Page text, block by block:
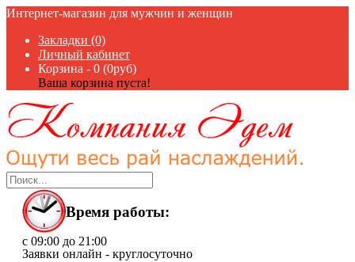
Интернет-магазин для мужчин и женщин
Закладки (0)
Личный кабинет
Корзина - 0 (0руб)
Ваша корзина пуста!
Время работы:
с 09:00 до 21:00
Заявки онлайн - круглосуточно